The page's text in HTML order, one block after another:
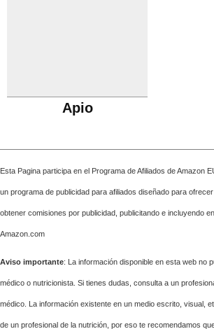
Apio
Esta Pagina participa en el Programa de Afiliados de Amazon
un programa de publicidad para afiliados diseñado para
obtener comisiones por publicidad, publicitando e incluyendo
Amazon.com
Aviso importante: La información disponible en esta web no
médico o nutricionista. Si tienes dudas, consulta a un
médico. La información existente en un medio escrito, visual,
de un profesional de la nutrición, por eso te recomendamos